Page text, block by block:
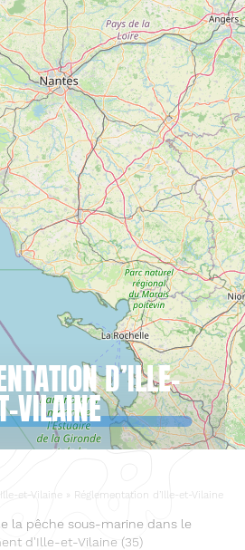
D’ILLE-
VILAINE
Ille-et-Vilaine » Réglementation d’Ille-et-Vilaine
la pêche sous-marine dans le
d'Ille-et-Vilaine (35)